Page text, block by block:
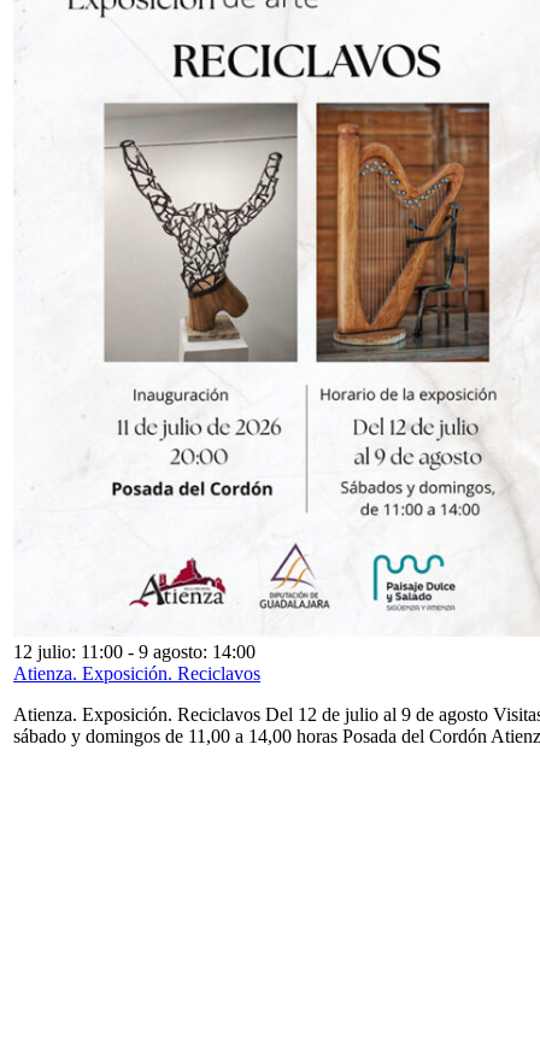
12 julio: 11:00 - 9 agosto: 14:00
Atienza. Exposición. Reciclavos
Atienza. Exposición. Reciclavos Del 12 de julio al 9 de agosto
sábado y domingos de 11,00 a 14,00 horas Posada del Cordón